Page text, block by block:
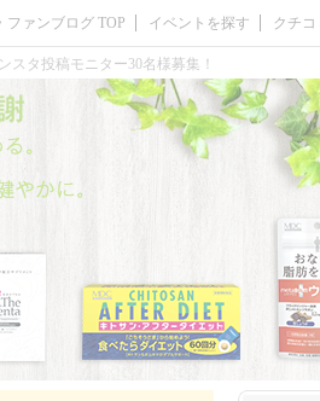
ファンブログ TOP イベントを探す クチ
タ投稿モニター30名様募集！